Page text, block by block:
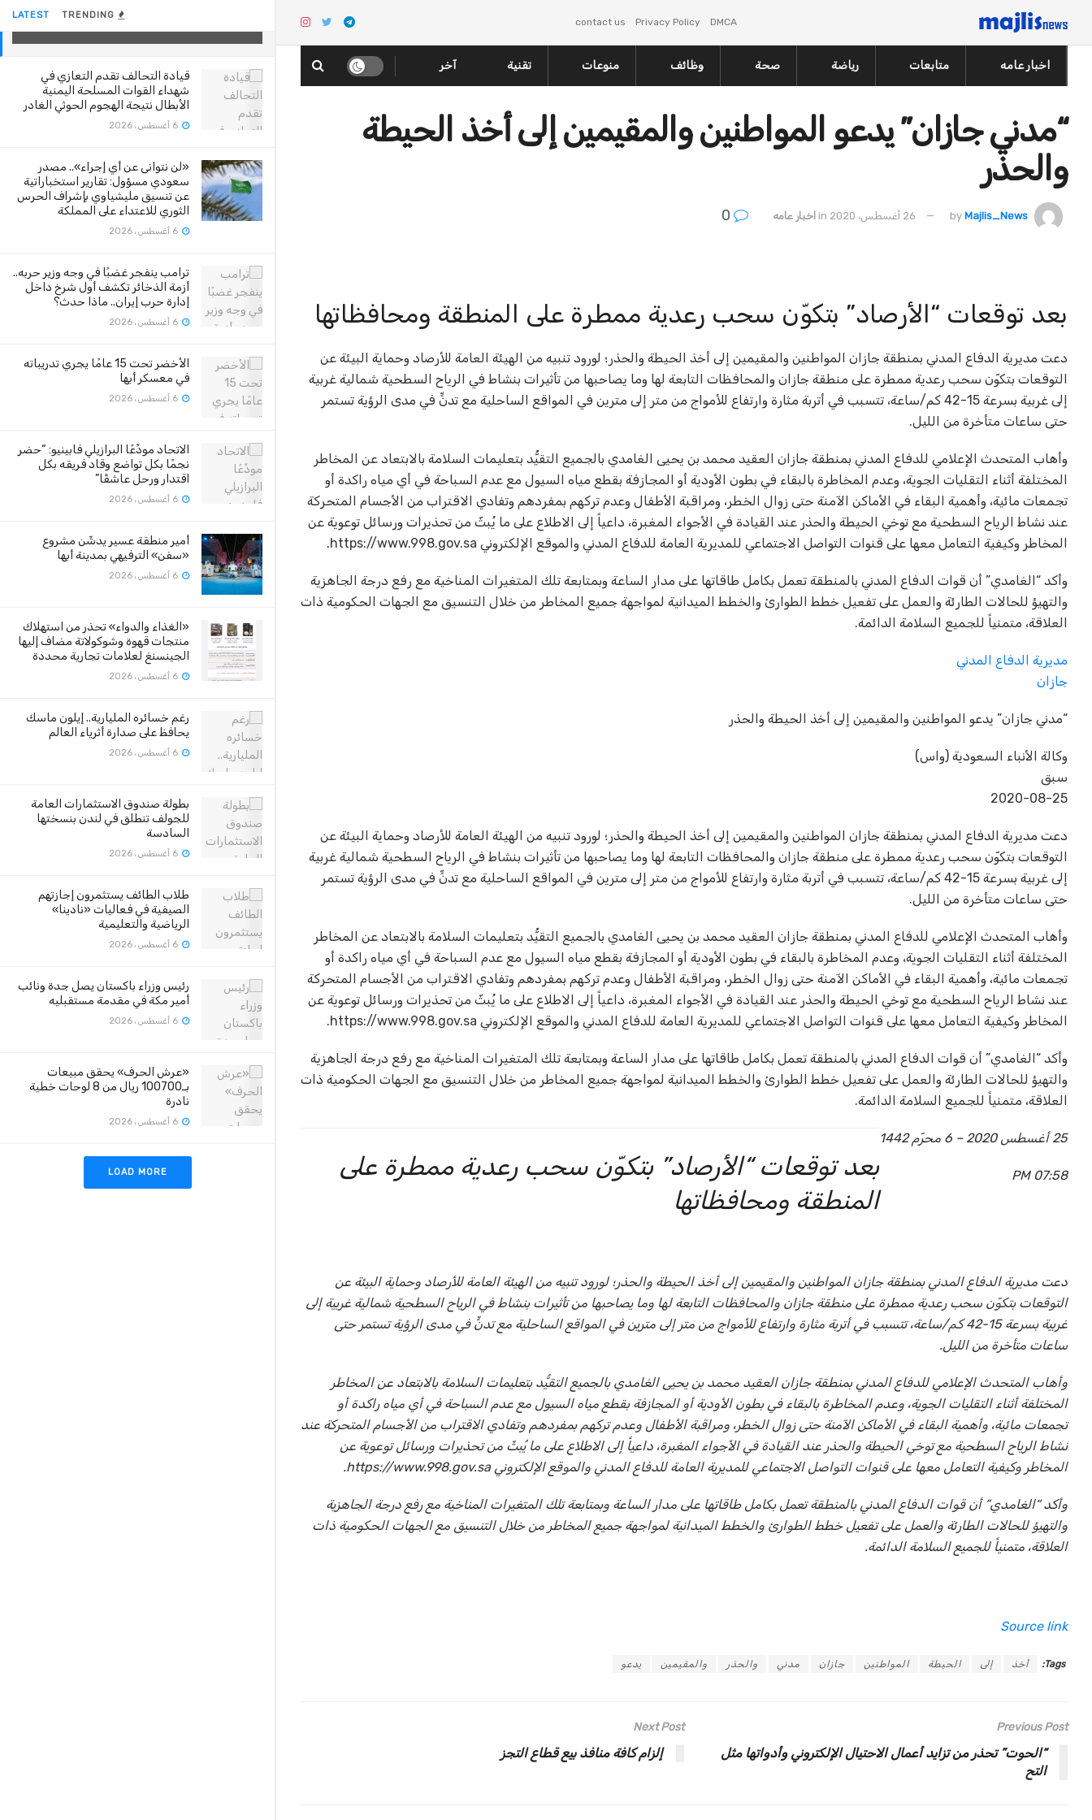
LATEST
قيادة التحالف تقدم التعازي في
شهداء القوات المسلحة اليمنية
الأبطال نتيجة الهجوم الحوثي الغادر
«لن نتوانى عن أي إجراء».. مصدر
سعودي مسؤول: تقارير استخباراتية
عن تنسيق مليشياوي بإشراف الحرس
الثوري للاعتداء على المملكة
ترامب ينفجر غضبًا في وجه وزير حربه..
أزمة الذخائر تكشف أول شرخ داخل
إدارة حرب إيران.. ماذا حدث؟
الأخضر تحت 15 عامًا يجري تدريباته
في معسكر أبها
الاتحاد مودِّعًا البرازيلي فابينيو: “حضر
نجمًا بكل تواضع وقاد فريقه بكل
اقتدار ورحل عاشقًا”
أمير منطقة عسير يدشّن مشروع
«سفن» الترفيهي بمدينة أبها
«الغذاء والدواء» تحذر من استهلاك
منتجات قهوة وشوكولاتة مضاف إليها
الجينسنغ لعلامات تجارية محددة
رغم خسائره المليارية.. إيلون ماسك
يحافظ على صدارة أثرياء العالم
بطولة صندوق الاستثمارات العامة
للجولف تنطلق في لندن بنسختها
السادسة
طلاب الطائف يستثمرون إجازتهم
الصيفية في فعاليات «نادينا»
الرياضية والتعليمية
رئيس وزراء باكستان يصل جدة ونائب
أمير مكة في مقدمة مستقبليه
«عرش الحرف» يحقق مبيعات
بـ100700 ريال من 8 لوحات خطية
نادرة
LOAD MORE
DMCA
Privacy Policy
contact us
اخبار عامه متابعات رياضة صحة وظائف منوعات تقنية آخر
“مدني جازان” يدعو المواطنين والمقيمين إلى أخذ الحيطة
والحذر
by Majlis_News 26 أغسطس، 2020 in اخبار عامه
بعد توقعات “الأرصاد” بتكوّن سحب رعدية ممطرة على المنطقة ومحافظاتها
دعت مديرية الدفاع المدني بمنطقة جازان المواطنين والمقيمين إلى أخذ الحيطة والحذر؛ لورود تنبيه من الهيئة العامة للأرصاد وحماية البيئة عن
التوقعات بتكوّن سحب رعدية ممطرة على منطقة جازان والمحافظات التابعة لها وما يصاحبها من تأثيرات بنشاط في الرياح السطحية شمالية غربية
إلى غربية بسرعة 15-42 كم/ساعة، تتسبب في أتربة مثارة وارتفاع للأمواج من متر إلى مترين في المواقع الساحلية مع تدنٍّ في مدى الرؤية تستمر
حتى ساعات متأخرة من الليل.
وأهاب المتحدث الإعلامي للدفاع المدني بمنطقة جازان العقيد محمد بن يحيى الغامدي بالجميع التقيُّد بتعليمات السلامة بالابتعاد عن المخاطر
المختلفة أثناء التقليات الجوية، وعدم المخاطرة بالبقاء في بطون الأودية أو المجازفة بقطع مياه السيول مع عدم السباحة في أي مياه راكدة أو
تجمعات مائية، وأهمية البقاء في الأماكن الآمنة حتى زوال الخطر، ومراقبة الأطفال وعدم تركهم بمفردهم وتفادي الاقتراب من الأجسام المتحركة
عند نشاط الرياح السطحية مع توخي الحيطة والحذر عند القيادة في الأجواء المغبرة، داعياً إلى الاطلاع على ما يُبثّ من تحذيرات ورسائل توعوية عن
المخاطر وكيفية التعامل معها على قنوات التواصل الاجتماعي للمديرية العامة للدفاع المدني والموقع الإلكتروني https://www.998.gov.sa.
وأكد “الغامدي” أن قوات الدفاع المدني بالمنطقة تعمل بكامل طاقاتها على مدار الساعة وبمتابعة تلك المتغيرات المناخية مع رفع درجة الجاهزية
والتهيؤ للحالات الطارئة والعمل على تفعيل خطط الطوارئ والخطط الميدانية لمواجهة جميع المخاطر من خلال التنسيق مع الجهات الحكومية ذات
العلاقة، متمنياً للجميع السلامة الدائمة.
مديرية الدفاع المدني
جازان
“مدني جازان” يدعو المواطنين والمقيمين إلى أخذ الحيطة والحذر
وكالة الأنباء السعودية (واس)
سبق
2020-08-25
دعت مديرية الدفاع المدني بمنطقة جازان المواطنين والمقيمين إلى أخذ الحيطة والحذر؛ لورود تنبيه من الهيئة العامة للأرصاد وحماية البيئة عن
التوقعات بتكوّن سحب رعدية ممطرة على منطقة جازان والمحافظات التابعة لها وما يصاحبها من تأثيرات بنشاط في الرياح السطحية شمالية غربية
إلى غربية بسرعة 15-42 كم/ساعة، تتسبب في أتربة مثارة وارتفاع للأمواج من متر إلى مترين في المواقع الساحلية مع تدنٍّ في مدى الرؤية تستمر
حتى ساعات متأخرة من الليل.
وأهاب المتحدث الإعلامي للدفاع المدني بمنطقة جازان العقيد محمد بن يحيى الغامدي بالجميع التقيُّد بتعليمات السلامة بالابتعاد عن المخاطر
المختلفة أثناء التقليات الجوية، وعدم المخاطرة بالبقاء في بطون الأودية أو المجازفة بقطع مياه السيول مع عدم السباحة في أي مياه راكدة أو
تجمعات مائية، وأهمية البقاء في الأماكن الآمنة حتى زوال الخطر، ومراقبة الأطفال وعدم تركهم بمفردهم وتفادي الاقتراب من الأجسام المتحركة
عند نشاط الرياح السطحية مع توخي الحيطة والحذر عند القيادة في الأجواء المغبرة، داعياً إلى الاطلاع على ما يُبثّ من تحذيرات ورسائل توعوية عن
المخاطر وكيفية التعامل معها على قنوات التواصل الاجتماعي للمديرية العامة للدفاع المدني والموقع الإلكتروني https://www.998.gov.sa.
وأكد “الغامدي” أن قوات الدفاع المدني بالمنطقة تعمل بكامل طاقاتها على مدار الساعة وبمتابعة تلك المتغيرات المناخية مع رفع درجة الجاهزية
والتهيؤ للحالات الطارئة والعمل على تفعيل خطط الطوارئ والخطط الميدانية لمواجهة جميع المخاطر من خلال التنسيق مع الجهات الحكومية ذات
العلاقة، متمنياً للجميع السلامة الدائمة.
25 أغسطس 2020 – 6 محرّم 1442
07:58 PM
بعد توقعات “الأرصاد” بتكوّن سحب رعدية ممطرة على
المنطقة ومحافظاتها
دعت مديرية الدفاع المدني بمنطقة جازان المواطنين والمقيمين إلى أخذ الحيطة والحذر؛ لورود تنبيه من الهيئة العامة للأرصاد وحماية البيئة عن
التوقعات بتكوّن سحب رعدية ممطرة على منطقة جازان والمحافظات التابعة لها وما يصاحبها من تأثيرات بنشاط في الرياح السطحية شمالية غربية إلى
غربية بسرعة 15-42 كم/ساعة، تتسبب في أتربة مثارة وارتفاع للأمواج من متر إلى مترين في المواقع الساحلية مع تدنٍّ في مدى الرؤية تستمر حتى
ساعات متأخرة من الليل.
وأهاب المتحدث الإعلامي للدفاع المدني بمنطقة جازان العقيد محمد بن يحيى الغامدي بالجميع التقيُّد بتعليمات السلامة بالابتعاد عن المخاطر
المختلفة أثناء التقليات الجوية، وعدم المخاطرة بالبقاء في بطون الأودية أو المجازفة بقطع مياه السيول مع عدم السباحة في أي مياه راكدة أو
تجمعات مائية، وأهمية البقاء في الأماكن الآمنة حتى زوال الخطر، ومراقبة الأطفال وعدم تركهم بمفردهم وتفادي الاقتراب من الأجسام المتحركة عند
نشاط الرياح السطحية مع توخي الحيطة والحذر عند القيادة في الأجواء المغبرة، داعياً إلى الاطلاع على ما يُبثّ من تحذيرات ورسائل توعوية عن
المخاطر وكيفية التعامل معها على قنوات التواصل الاجتماعي للمديرية العامة للدفاع المدني والموقع الإلكتروني https://www.998.gov.sa.
وأكد “الغامدي” أن قوات الدفاع المدني بالمنطقة تعمل بكامل طاقاتها على مدار الساعة وبمتابعة تلك المتغيرات المناخية مع رفع درجة الجاهزية
والتهيؤ للحالات الطارئة والعمل على تفعيل خطط الطوارئ والخطط الميدانية لمواجهة جميع المخاطر من خلال التنسيق مع الجهات الحكومية ذات
العلاقة، متمنياً للجميع السلامة الدائمة.
Source link
Tags: أخذ إلى الحيطة المواطنين جازان مدني والحذر والمقيمين يدعو
Previous Post
“الحوت” تحذر من تزايد أعمال الاحتيال الإلكتروني وأدواتها مثل
التح
Next Post
إلزام كافة منافذ بيع قطاع التجز